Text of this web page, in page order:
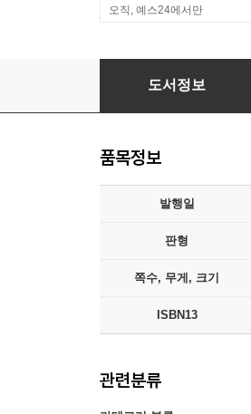
오직, 예스24에서만
밤이 길었던 날
도서정보
품목정보
발행일
판형
쪽수, 무게, 크기
ISBN13
관련분류